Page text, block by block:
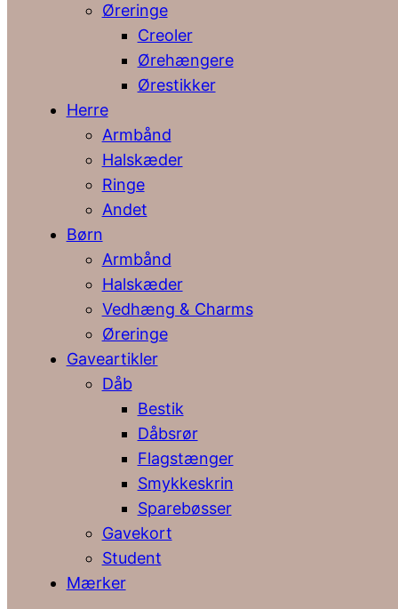
Øreringe
Creoler
Ørehængere
Ørestikker
Herre
Armbånd
Halskæder
Ringe
Andet
Børn
Armbånd
Halskæder
Vedhæng & Charms
Øreringe
Gaveartikler
Dåb
Bestik
Dåbsrør
Flagstænger
Smykkeskrin
Sparebøsser
Gavekort
Student
Mærker